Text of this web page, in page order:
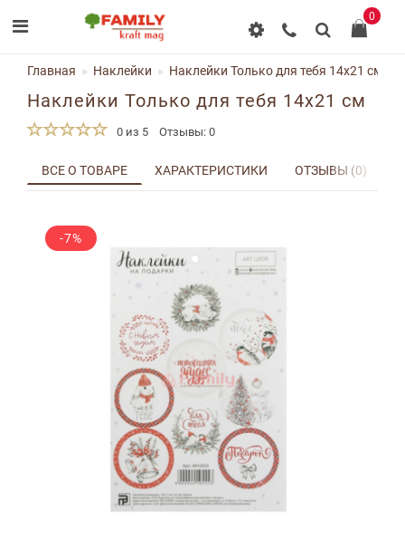
0
Главная Наклейки Наклейки Только для тебя 14x21 см
Наклейки Только для тебя 14x21 см
0 из 5 Отзывы: 0
ВСЕ О ТОВАРЕ ХАРАКТЕРИСТИКИ ОТЗЫВЫ (0)
-7%